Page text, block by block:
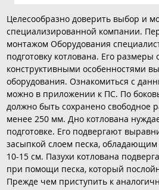
Целесообразно доверить выбор и
специализированной компании.
монтажом Оборудования
подготовку котлована. Его размеры
конструктивными особенностями
оборудования. Ознакомиться с
можно в приложении к ПС. По
должно быть сохранено свободное
менее 250 мм. Дно котлована
подготовке. Его подвергают
засыпкой слоем песка,
10-15 см. Пазухи котлована
при помощи песка, который
Прежде чем приступить к